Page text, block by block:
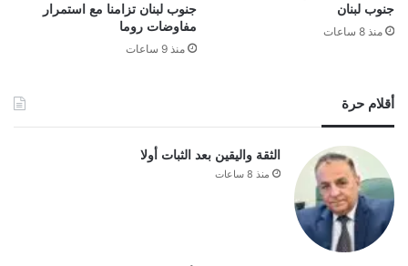
جنوب لبنان
منذ 8 ساعات
جنوب لبنان تزامنا مع استمرار
مفاوضات روما
منذ 9 ساعات
أقلام حرة
الثقة واليقين بعد الثبات أولا
منذ 8 ساعات